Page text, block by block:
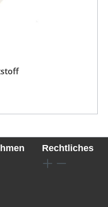
Rechtliches